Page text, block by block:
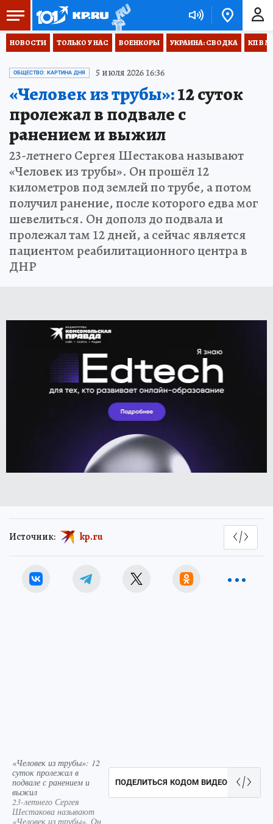
НОВОСТИ ТОЛЬКО У НАС ВОЕНКОРЫ УКРАИНА: СВОДКА КП В
ОБЩЕСТВО: КАРТИНА ДНЯ 5 июля 2026 16:36
«Человек из трубы»:12 суток
пролежал в подвале с
ранением и выжил
23-летнего Сергея Шестакова называют
«Человек из трубы». Он прошёл 12
километров под землей по трубе, а потом
получил ранение, после которого едва мог
шевелиться. Он дополз до подвала и
пролежал там 12 дней, а сейчас является
пациентом реабилитационного центра в
ДНР
Источник: kp.ru
«Человек из трубы»: 12
суток пролежал в
подвале с ранением и
выжил
23-летнего Сергея
Шестакова называют
«Человек из трубы». Он
ПОДЕЛИТЬСЯ КОДОМ ВИДЕО